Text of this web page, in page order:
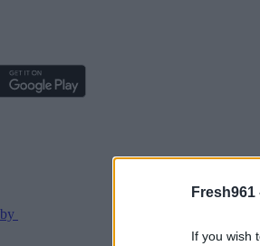
Fresh961
If you wish